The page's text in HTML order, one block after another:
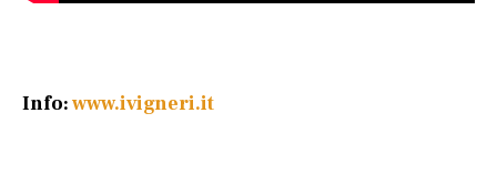
Info:www.ivigneri.it